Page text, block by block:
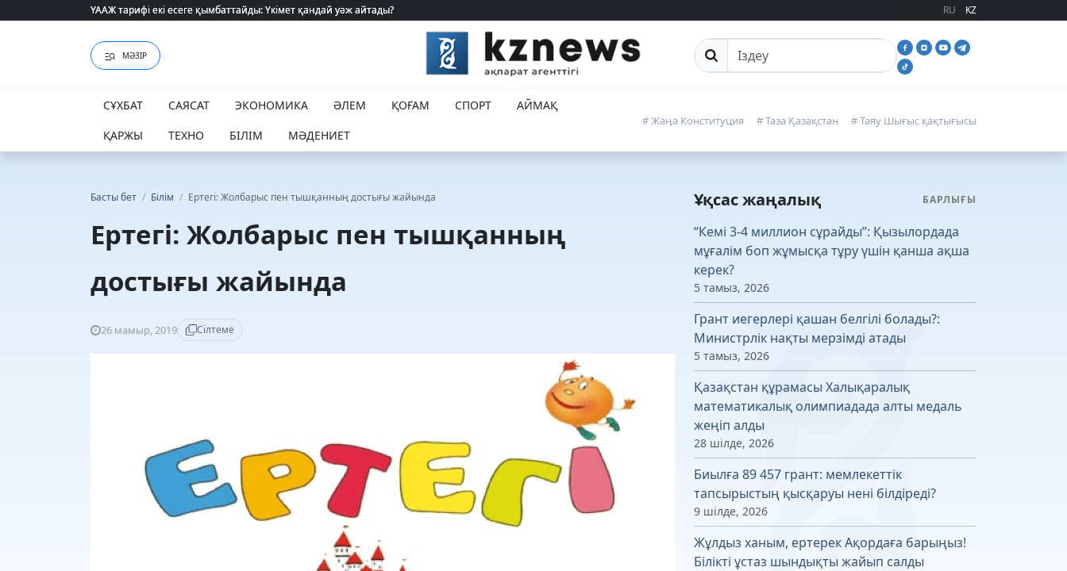
ҮААЖ тарифі екі есеге қымбаттайды: Үкімет қандай уәж айтады?
ҮААЖ тарифі екі есеге қымбаттайды: Үкімет қандай уәж айтады? RU KZ
МӘЗІР Сайттан іздеу
СҰХБАТ САЯСАТ ЭКОНОМИКА ӘЛЕМ ҚОҒАМ СПОРТ
АЙМАҚ
ҚАРЖЫ
ТЕХНО БІЛІМ МӘДЕНИЕТ
# Жаңа Конституция # Таза Қазақстан # Таяу Шығыс қақтығысы
Басты бет / Білім / Ертегі: Жолбарыс пен тышқанның достығы жайында
Ертегі: Жолбарыс пен тышқанның
достығы жайында
26 мамыр, 2019 Сілтеме
Ұқсас жаңалық БАРЛЫҒЫ
“Кемі 3-4 миллион сұрайды”: Қызылордада
мұғалім боп жұмысқа тұру үшін қанша ақша
керек?
5 тамыз, 2026
Грант иегерлері қашан белгілі болады?:
Министрлік нақты мерзімді атады
5 тамыз, 2026
Қазақстан құрамасы Халықаралық
математикалық олимпиадада алты медаль
жеңіп алды
28 шілде, 2026
Биылға 89 457 грант: мемлекеттік
тапсырыстың қысқаруы нені білдіреді?
9 шілде, 2026
Жұлдыз ханым, ертерек Ақордаға барыңыз!
Білікті ұстаз шындықты жайып салды